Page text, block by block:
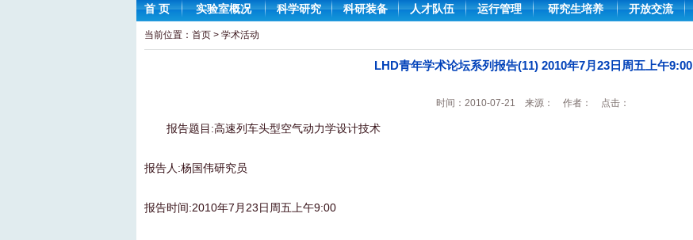
首 页 实验室概况 科学研究 科研装备 人才队伍 运行管理 研究生培养 开放交流
当前位置： 首页 > 学术活动
LHD青年学术论坛系列报告(11) 2010年7月23日周五上午9:00
时间：2010-07-21 来源： 作者： 点击：
报告题目:高速列车头型空气动力学设计技术
报告人:杨国伟研究员
报告时间:2010年7月23日周五上午9:00